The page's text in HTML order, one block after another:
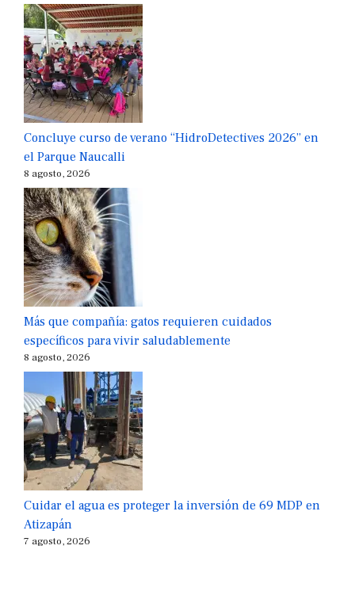
Concluye curso de verano “HidroDetectives 2026” en
el Parque Naucalli
8 agosto, 2026
Más que compañía: gatos requieren cuidados
específicos para vivir saludablemente
8 agosto, 2026
Cuidar el agua es proteger la inversión de 69 MDP en
Atizapán
7 agosto, 2026